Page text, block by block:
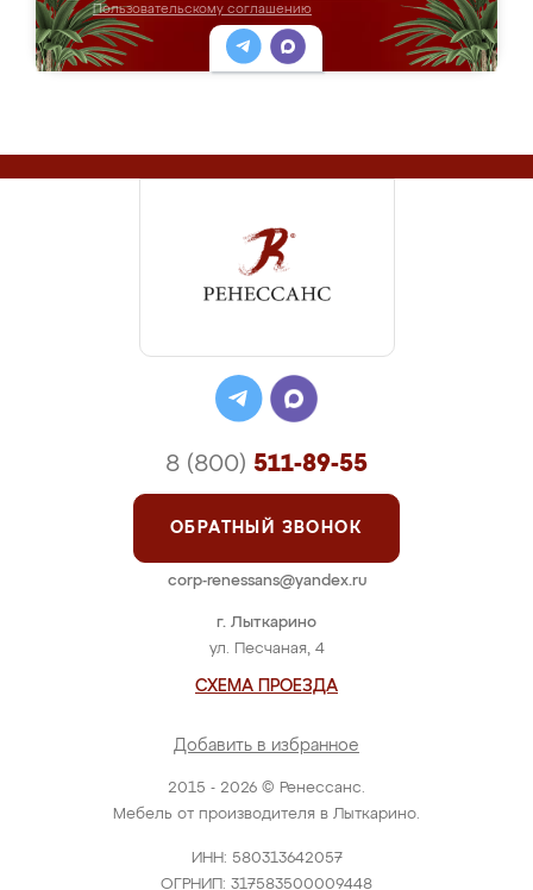
Пользовательскому соглашению
2015 - 2026 © Ренессанс.
Мебель от производителя в Лыткарино.
ИНН: 580313642057
ОГРНИП: 317583500009448
г. Лыткарино
ул. Песчаная, 4
СХЕМА ПРОЕЗДА
Добавить в избранное
8 (800) 511-89-55
ОБРАТНЫЙ ЗВОНОК
corp-renessans@yandex.ru